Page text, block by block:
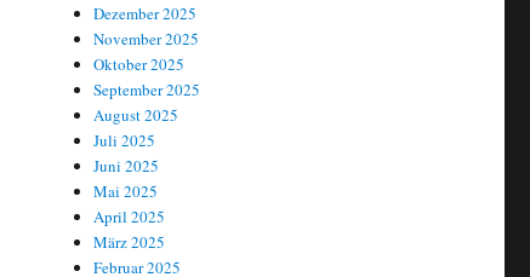
Dezember 2025
November 2025
Oktober 2025
September 2025
August 2025
Juli 2025
Juni 2025
Mai 2025
April 2025
März 2025
Februar 2025